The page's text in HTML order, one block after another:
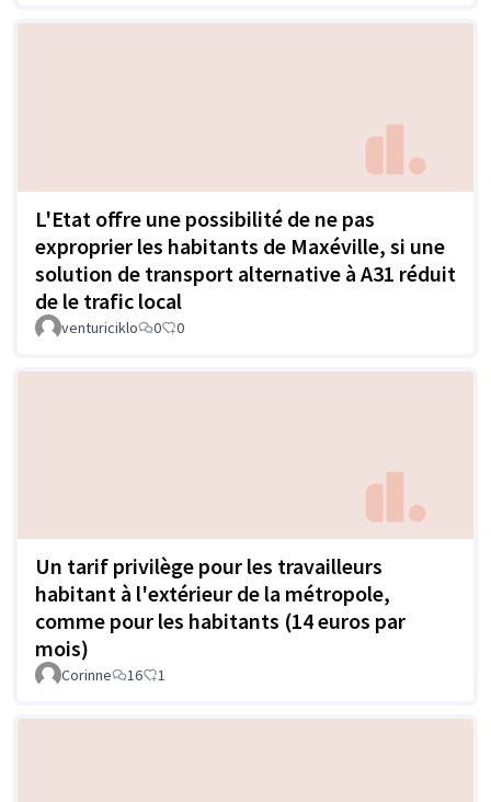
L'Etat offre une possibilité de ne pas
exproprier les habitants de Maxéville, si une
solution de transport alternative à A31 réduit
de le trafic local
venturiciklo 0 0
Un tarif privilège pour les travailleurs
habitant à l'extérieur de la métropole,
comme pour les habitants (14 euros par
mois)
Corinne 16 1